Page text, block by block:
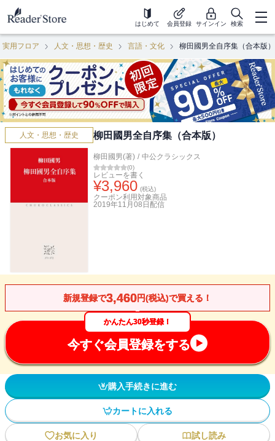
はじめて 会員登録 サインイン 検索
実用フロア 人文・思想・歴史 言語・文化 柳田國男全自序集（合本版）
人文・思想・歴史 柳田國男全自序集（合本版）
柳田國男(著) / 中公クラシックス
(0)
レビューを書く
¥3,960 (税込)
クーポン利用対象商品
2019年11月08日 配信
新規登録で3,460円(税込)で買える！
かんたん30秒登録！
今すぐ会員登録をする
購入手続きに進む
カートに入れる
お気に入り 試し読み